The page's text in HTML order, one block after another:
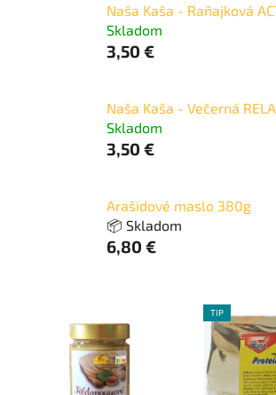
Naša Kaša - Raňajková
Skladom
3,50 €
Naša Kaša - Večerná
Skladom
3,50 €
Arašidové maslo 380g
📦 Skladom
6,80 €
TIP